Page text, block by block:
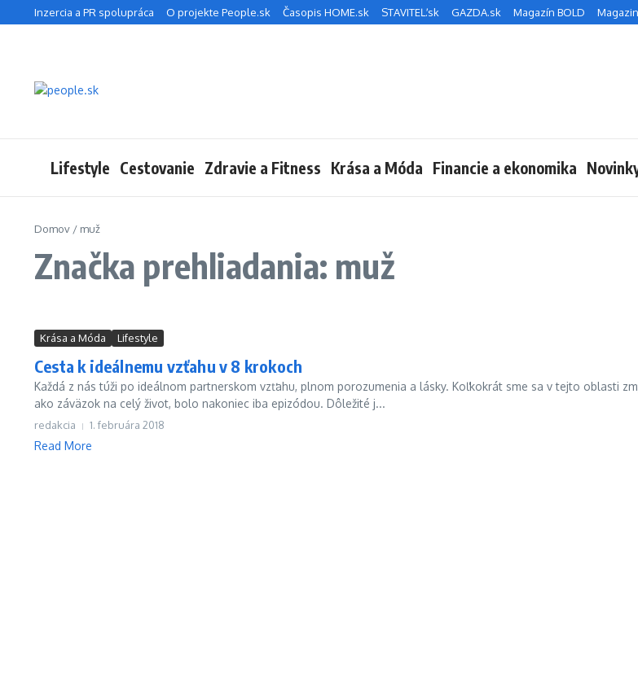
Preskočiť na obsah
Inzercia a PR spolupráca O projekte People.sk Časopis HOME.sk STAVITEĽ.sk GAZDA.sk Magazín BOLD
Lifestyle Cestovanie Zdravie a Fitness Krása a Móda Financie a ekonomika
Domov / muž
Značka prehliadania: muž
Krása a Móda Lifestyle
Cesta k ideálnemu vzťahu v 8 krokoch
Každá z nás túži po ideálnom partnerskom vzťahu, plnom porozumenia a lásky. Koľkokrát sme sa v tejto oblasti
ako záväzok na celý život, bolo nakoniec iba epizódou. Dôležité j...
redakcia 1. februára 2018
Read More